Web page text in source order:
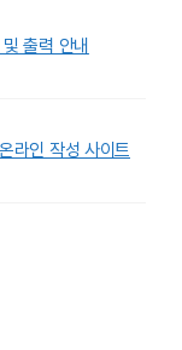
출력 안내
라인 작성 사이트